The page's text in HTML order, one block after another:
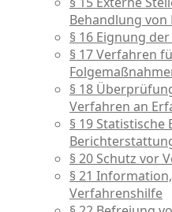
Behandlung von
§ 16 Eignung
§ 17 Verfahren
§ 18
Verfahren an
§ 19
§ 20 Schutz vor
§ 21
Verfahrenshilfe